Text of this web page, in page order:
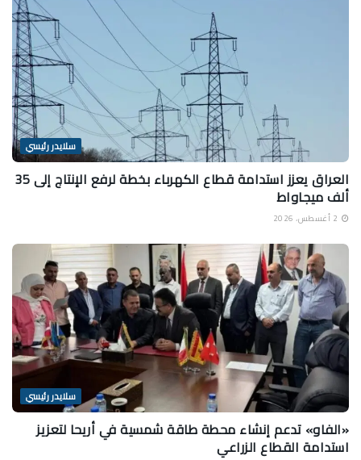
سلايدر رئيسي
العراق يعزز استدامة قطاع الكهرباء بخطة لرفع الإنتاج إلى 35
ألف ميجاواط
سلايدر رئيسي
«الفاو» تدعم إنشاء محطة طاقة شمسية في أريحا لتعزيز
استدامة القطاع الزراعي